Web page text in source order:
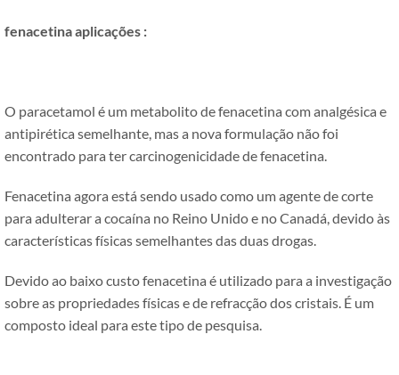
fenacetinaaplicações :
O paracetamol é um metabolito de fenacetina com analgésica e
antipirética semelhante, mas a nova formulação não foi
encontrado para ter carcinogenicidade de fenacetina.
Fenacetina agora está sendo usado como um agente de corte
para adulterar a cocaína no Reino Unido e no Canadá, devido às
características físicas semelhantes das duas drogas.
Devido ao baixo custo fenacetina é utilizado para a investigação
sobre as propriedades físicas e de refracção dos cristais. É um
composto ideal para este tipo de pesquisa.